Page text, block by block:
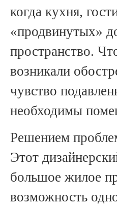
когда кухня,
«продвинутых»
пространство.
возникали
чувство
необходимы
Решением
Этот
большое жилое
возможность